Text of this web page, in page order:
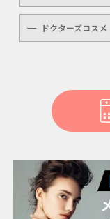
白玉注射・点滴
ニキビ・美肌注射
美白内服治療
ドクターズコスメ